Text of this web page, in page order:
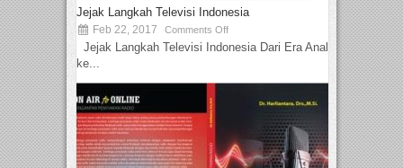
Jejak Langkah Televisi Indonesia
Feb 22, 2017 Comments Off
Jejak Langkah Televisi Indonesia Dari Era Analog
ke...